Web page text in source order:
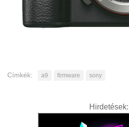
Címkék: a9 firmware sony
Hirdetések: